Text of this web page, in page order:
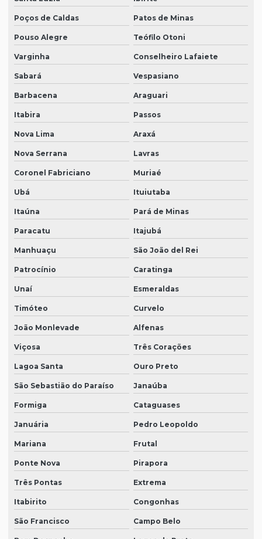
Poços de Caldas Patos de Minas
Pouso Alegre Teófilo Otoni
Varginha Conselheiro Lafaiete
Sabará Vespasiano
Barbacena Araguari
Itabira Passos
Nova Lima Araxá
Nova Serrana Lavras
Coronel Fabriciano Muriaé
Ubá Ituiutaba
Itaúna Pará de Minas
Paracatu Itajubá
Manhuaçu São João del Rei
Patrocínio Caratinga
Unaí Esmeraldas
Timóteo Curvelo
João Monlevade Alfenas
Viçosa Três Corações
Lagoa Santa Ouro Preto
São Sebastião do Paraíso Janaúba
Formiga Cataguases
Januária Pedro Leopoldo
Mariana Frutal
Ponte Nova Pirapora
Três Pontas Extrema
Itabirito Congonhas
São Francisco Campo Belo